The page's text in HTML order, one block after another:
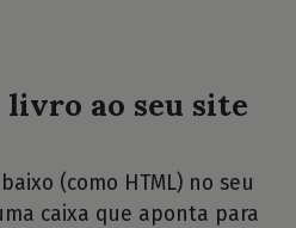
ao seu site
(como HTML) no seu
caixa que aponta para